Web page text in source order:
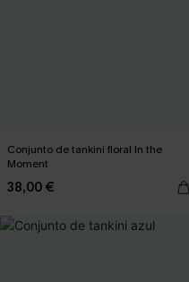
Conjunto de tankini floral In the
Moment
38,00 €